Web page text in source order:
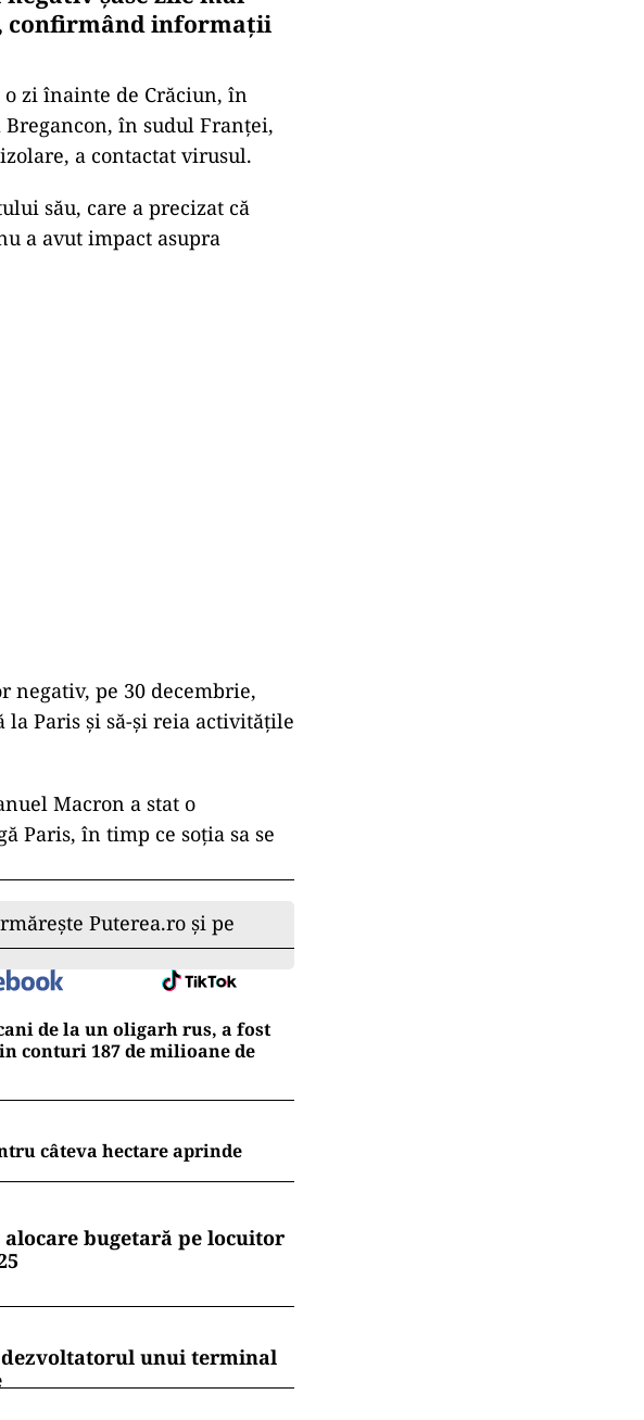
confirmând informaţii
zi înainte de Crăciun, în
în sudul Franţei,
a contactat virusul.
său, care a precizat că
a avut impact asupra
negativ, pe 30 decembrie,
la Paris şi să-şi reia activităţile
Macron a stat o
Paris, în timp ce soţia sa se
Puterea.ro și pe
de la un oligarh rus, a fost
conturi 187 de milioane de
câteva hectare aprinde
bugetară pe locuitor
unui terminal